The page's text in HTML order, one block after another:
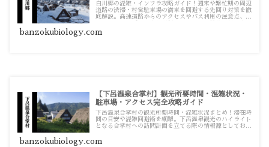
白川郷の混雑・インフラ攻略ガイド！週末や繁忙期の周辺
道路の渋滞・村営駐車場の満車を回避する先回り対策を徹
底解説。高速道路からのアクセスやバス利用の注意点、冬
とめています。
banzokubiology.com
【下呂温泉合掌村】観光所要時間・混雑状況・
駐車場・アクセス完全攻略ガイド
下呂温泉合掌村の観光所要時間・混雑状況まとめ！滞在時
間の目安や混雑回避術を網羅。下呂温泉観光のハイライト
となる合掌村への訪問計画を立てる際の情報源としてお使
banzokubiology.com